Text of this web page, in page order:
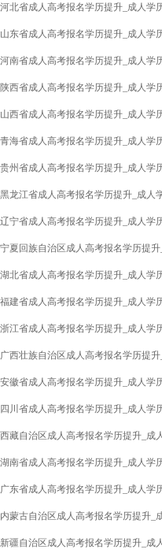
河北省成人高考报名学历提升_成人学
山东省成人高考报名学历提升_成人学
河南省成人高考报名学历提升_成人学
陕西省成人高考报名学历提升_成人学
山西省成人高考报名学历提升_成人学
青海省成人高考报名学历提升_成人学
贵州省成人高考报名学历提升_成人学
黑龙江省成人高考报名学历提升_成人
辽宁省成人高考报名学历提升_成人学
宁夏回族自治区成人高考报名学历提
湖北省成人高考报名学历提升_成人学
福建省成人高考报名学历提升_成人学
浙江省成人高考报名学历提升_成人学
广西壮族自治区成人高考报名学历提
安徽省成人高考报名学历提升_成人学
四川省成人高考报名学历提升_成人学
西藏自治区成人高考报名学历提升_成
湖南省成人高考报名学历提升_成人学
广东省成人高考报名学历提升_成人学
内蒙古自治区成人高考报名学历提升_
新疆自治区成人高考报名学历提升_成